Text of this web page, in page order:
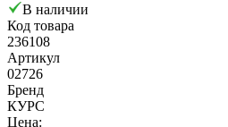
В наличии
Код товара
236108
Артикул
02726
Бренд
КУРС
Цена: